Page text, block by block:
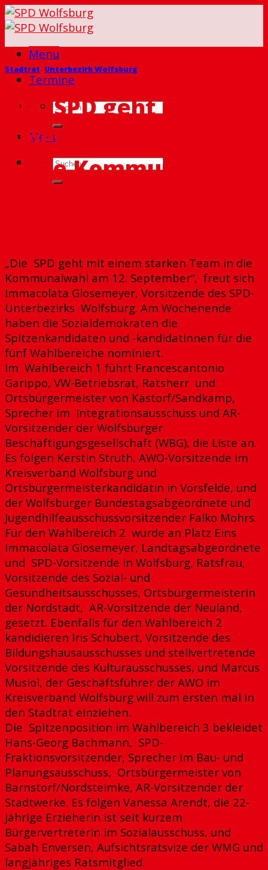
Skip
to
Menu
Termine
Menu
Stadtrat Unterbezirk Wolfsburg
Die SPD geht mit
einem starken Team
in die Kommunalwahl
„Die SPD geht mit einem starken Team in die
Kommunalwahl am 12. September“, freut sich
Immacolata Glosemeyer, Vorsitzende des SPD-
Unterbezirks Wolfsburg. Am Wochenende
haben die Sozialdemokraten die
Spitzenkandidaten und -kandidatinnen für die
fünf Wahlbereiche nominiert.
Im Wahlbereich 1 führt Francescantonio
Garippo, VW-Betriebsrat, Ratsherr und
Ortsbürgermeister von Kästorf/Sandkamp,
Sprecher im Integrationsausschuss und AR-
Vorsitzender der Wolfsburger
Beschäftigungsgesellschaft (WBG), die Liste an.
Es folgen Kerstin Struth, AWO-Vorsitzende im
Kreisverband Wolfsburg und
Ortsbürgermeisterkandidatin in Vorsfelde, und
der Wolfsburger Bundestagsabgeordnete und
Jugendhilfeausschussvorsitzender Falko Mohrs.
Für den Wahlbereich 2 wurde an Platz Eins
Immacolata Glosemeyer, Landtagsabgeordnete
und SPD-Vorsitzende in Wolfsburg, Ratsfrau,
Vorsitzende des Sozial- und
Gesundheitsausschusses, Ortsbürgermeisterin
der Nordstadt, AR-Vorsitzende der Neuland,
gesetzt. Ebenfalls für den Wahlbereich 2
kandidieren Iris Schubert, Vorsitzende des
Bildungshausausschusses und stellvertretende
Vorsitzende des Kulturausschusses, und Marcus
Musiol, der Geschäftsführer der AWO im
Kreisverband Wolfsburg will zum ersten mal in
den Stadtrat einziehen.
Die Spitzenposition im Wahlbereich 3 bekleidet
Hans-Georg Bachmann, SPD-
Fraktionsvorsitzender, Sprecher im Bau- und
Planungsausschuss, Ortsbürgermeister von
Barnstorf/Nordsteimke, AR-Vorsitzender der
Stadtwerke. Es folgen Vanessa Arendt, die 22-
jährige Erzieherin ist seit kurzem
Bürgervertreterin im Sozialausschuss, und
Sabah Enversen, Aufsichtsratsvize der WMG und
langjähriges Ratsmitglied.